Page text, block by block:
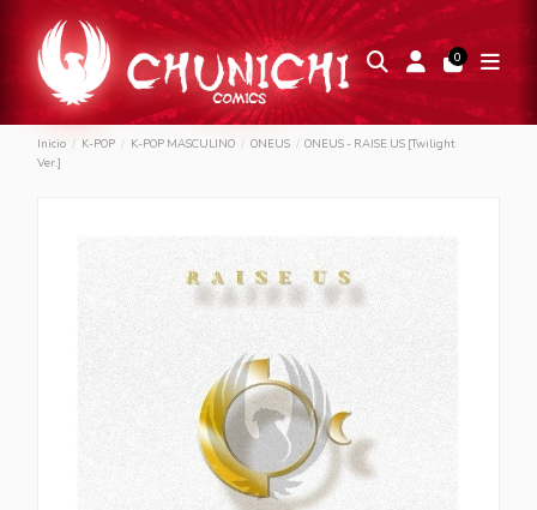
0
Inicio K-POP K-POP MASCULINO ONEUS
ONEUS - RAISE US [Twilight
Ver.]